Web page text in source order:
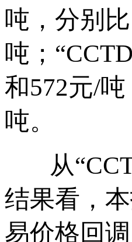
吨，分别
吨；
和572元/
吨。
从
结果看，
易价格回调